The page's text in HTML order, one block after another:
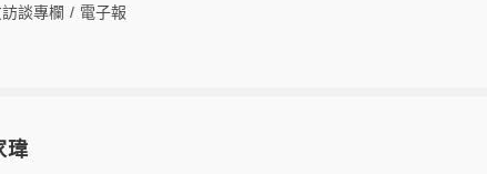
談專欄 / 電子報
瑋